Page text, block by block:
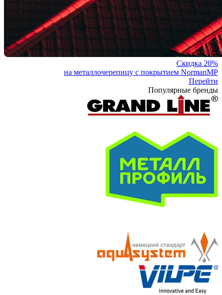
Скидка 20%
на металлочерепицу с покрытием NormanMP
Перейти
Популярные бренды